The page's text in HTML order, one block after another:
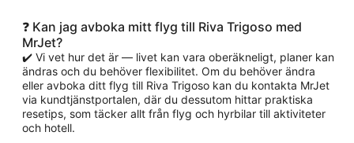
❓ Kan jag avboka mitt flyg till Riva Trigoso med
MrJet?
✔️ Vi vet hur det är — livet kan vara oberäkneligt, planer kan
ändras och du behöver flexibilitet. Om du behöver ändra
eller avboka ditt flyg till Riva Trigoso kan du kontakta MrJet
via kundtjänstportalen, där du dessutom hittar praktiska
resetips, som täcker allt från flyg och hyrbilar till aktiviteter
och hotell.